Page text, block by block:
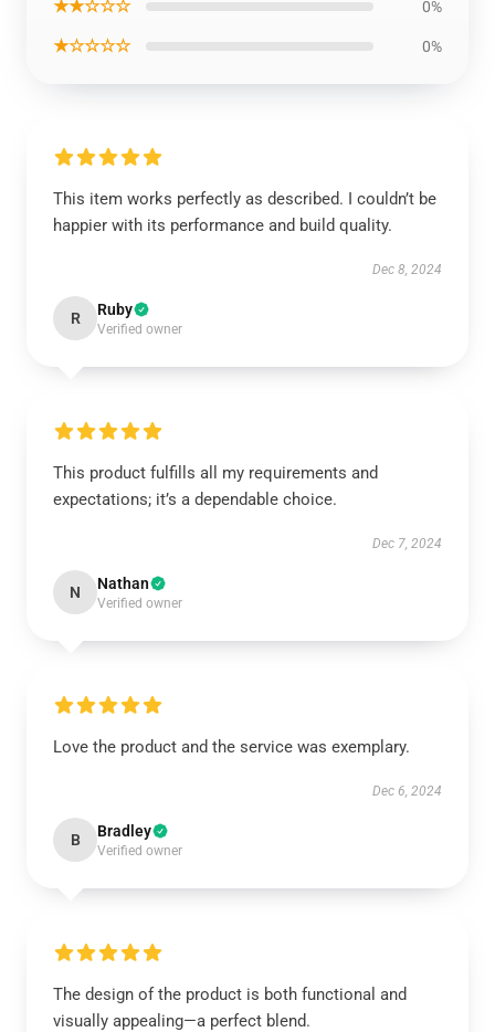
★★☆☆☆ 0%
★☆☆☆☆ 0%
This item works perfectly as described. I couldn’t be
happier with its performance and build quality.
Dec 8, 2024
R Ruby
Verified owner
This product fulfills all my requirements and
expectations; it’s a dependable choice.
Dec 7, 2024
N Nathan
Verified owner
Love the product and the service was exemplary.
Dec 6, 2024
B Bradley
Verified owner
The design of the product is both functional and
visually appealing—a perfect blend.